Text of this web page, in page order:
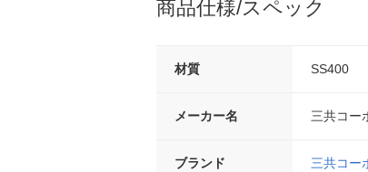
商品仕様/スペック
材質 SS400
メーカー名 三共コー
ブランド 三共コー